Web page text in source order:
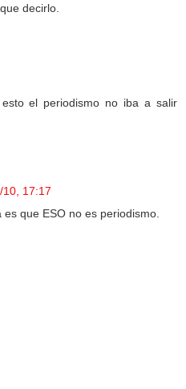
decirlo.
el periodismo no iba a salir
10, 17:17
que ESO no es periodismo.